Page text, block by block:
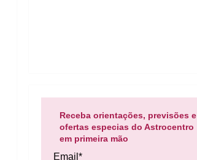
Receba orientações, previsões e
ofertas especias do Astrocentro
em primeira mão
Email*